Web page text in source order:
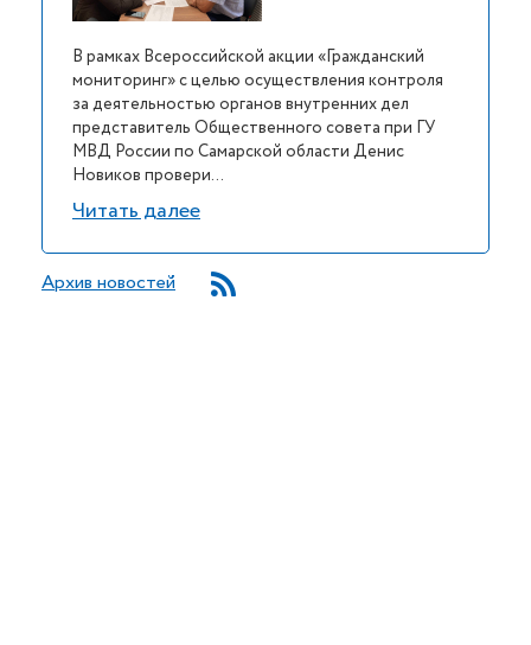
В рамках Всероссийской акции «Гражданский
мониторинг» с целью осуществления контроля
за деятельностью органов внутренних дел
представитель Общественного совета при ГУ
МВД России по Самарской области Денис
Новиков провери...
Читать далее
Архив новостей